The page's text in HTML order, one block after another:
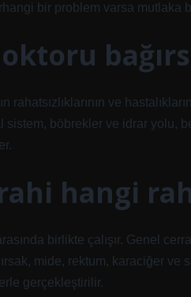
bir problem varsa mutlaka
rahatsızlıklarının ve
sistem, böbrekler ve idrar yolu,
hangi
birlikte çalışır. Genel
mide, rektum, karaciğer
gerçekleştirilir.